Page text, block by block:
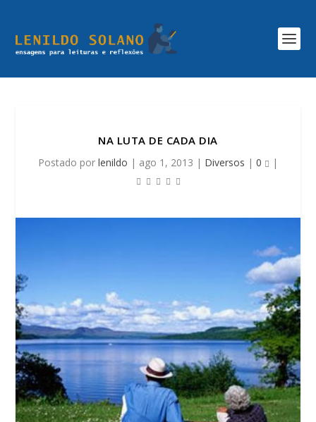
NA LUTA DE CADA DIA
Postado por lenildo | ago 1, 2013 | Diversos | 0 |